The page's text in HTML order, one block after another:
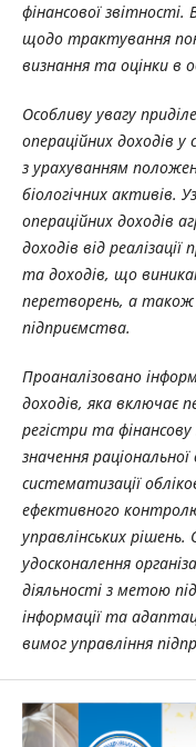
фінансової звітності.
щодо трактування
визнання та оцінки в
Особливу увагу
операційних доходів у
з урахуванням
біологічних активів.
операційних доходів
доходів від реалізації
та доходів, що
перетворень, а також
підприємства.
Проаналізовано
доходів, яка включає
регістри та
значення
систематизації
ефективного
управлінських
удосконалення
діяльності з метою
інформації та
вимог управління